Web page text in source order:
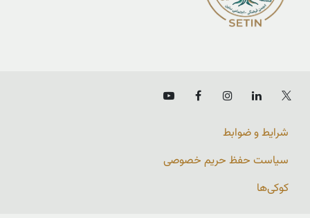
شرایط و ضوابط
سیاست حفظ حریم خصوصی
کوکی‌ها